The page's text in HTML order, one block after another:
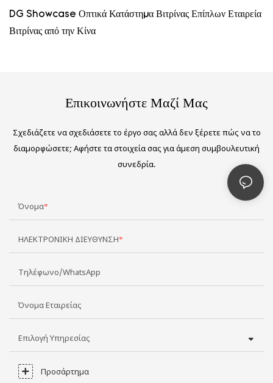
DG Showcase Οπτικά Κατάστημα Βιτρίνας Επίπλων Εταιρεία
Βιτρίνας από την Κίνα
Επικοινωνήστε Μαζί Μας
Σχεδιάζετε να σχεδιάσετε το έργο σας αλλά δεν ξέρετε πώς να το
διαμορφώσετε; Αφήστε τα στοιχεία σας για άμεση συμβουλευτική
συνεδρία.
Όνομα
ΗΛΕΚΤΡΟΝΙΚΗ ΔΙΕΥΘΥΝΣΗ
Τηλέφωνο/WhatsApp
Όνομα Εταιρείας
Επιλογή Υπηρεσίας
Προσάρτημα